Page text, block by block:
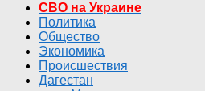
СВО на Украине
Политика
Общество
Экономика
Происшествия
Дагестан